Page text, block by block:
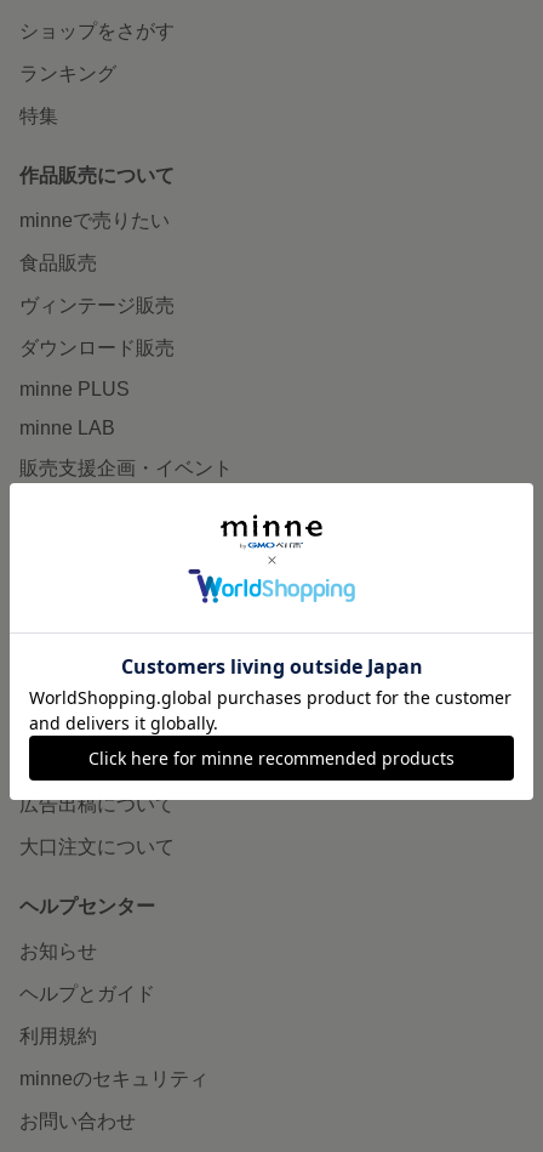
ショップをさがす
ランキング
特集
作品販売について
minneで売りたい
食品販売
ヴィンテージ販売
ダウンロード販売
minne PLUS
minne LAB
販売支援企画・イベント
minneとものづくりと
minneの本
企業の方へ
広告出稿について
大口注文について
ヘルプセンター
お知らせ
ヘルプとガイド
利用規約
minneのセキュリティ
お問い合わせ